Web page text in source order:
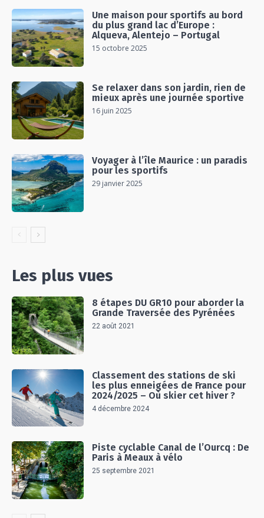
Une maison pour sportifs au bord
du plus grand lac d’Europe :
Alqueva, Alentejo – Portugal
15 octobre 2025
Se relaxer dans son jardin, rien de
mieux après une journée sportive
16 juin 2025
Voyager à l’île Maurice : un paradis
pour les sportifs
29 janvier 2025
Les plus vues
8 étapes DU GR10 pour aborder la
Grande Traversée des Pyrénées
22 août 2021
Classement des stations de ski
les plus enneigées de France pour
2024/2025 – Où skier cet hiver ?
4 décembre 2024
Piste cyclable Canal de l’Ourcq : De
Paris à Meaux à vélo
25 septembre 2021